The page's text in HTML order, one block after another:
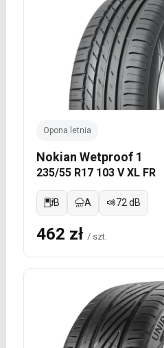
Opona letnia
Nokian Wetproof 1
235/55 R17 103 V XL FR
B A 72 dB
462 zł / szt.